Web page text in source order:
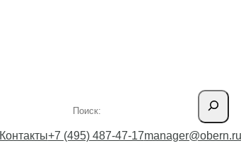
Контакты+7 (495) 487-47-17manager@obern.ru